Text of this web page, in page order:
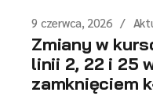
9 czerwca, 2026
Zmiany w
linii 2, 22 i 25
zamknięciem